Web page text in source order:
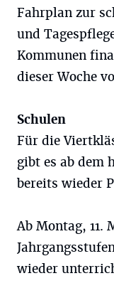
Fahrplan zur
und
Kommunen
dieser Woche
Schulen
Für die
gibt es ab dem
bereits wieder
Ab Montag, 11.
wieder